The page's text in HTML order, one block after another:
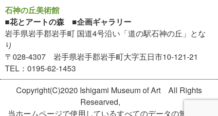
石神の丘美術館
■花とアートの森 ■企画ギャラリー
岩手県岩手郡岩手町 国道4号沿い「道の駅石神の丘」とな
り
〒028-4307 岩手県岩手郡岩手町大字五日市10-121-21
TEL：0195-62-1453
Copyright(C)2020 Ishigami Museum of Art All Rights
Researved,
当ホームページで使用しているすべてのデータの無断転用